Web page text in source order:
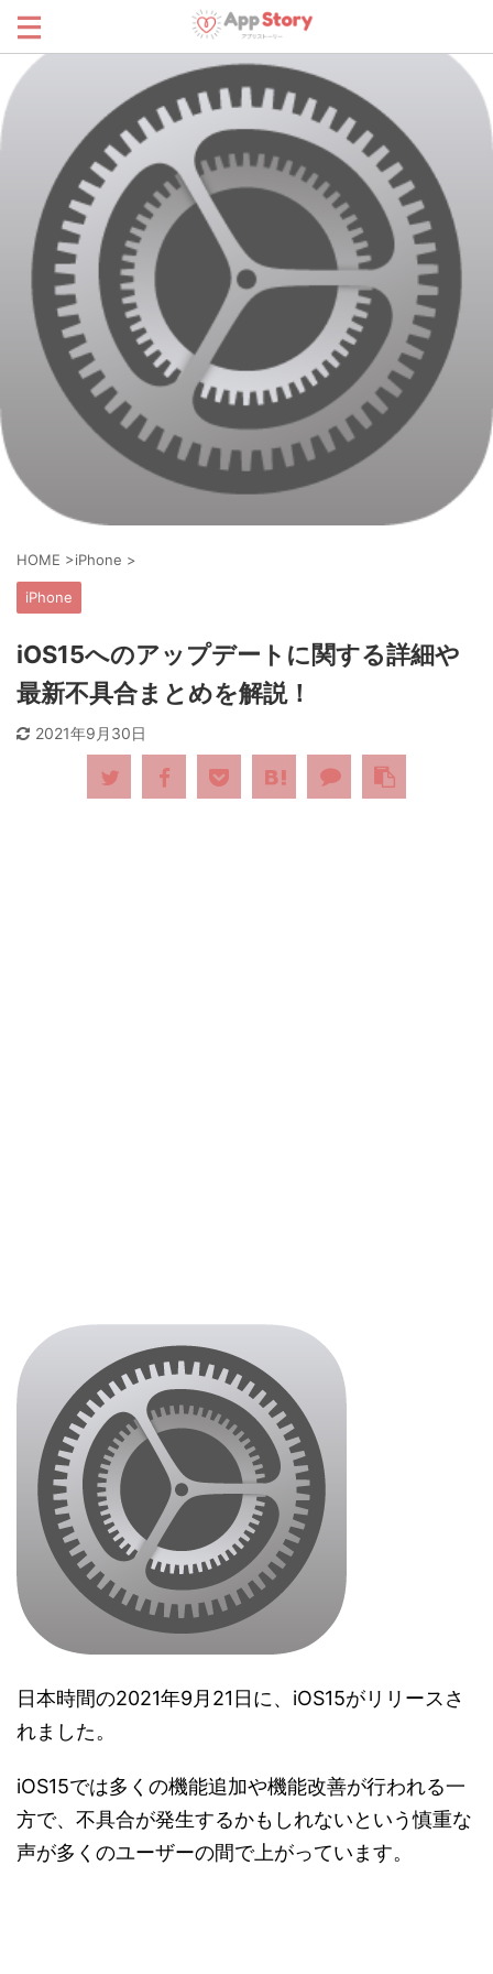
HOME >iPhone >
iPhone
iOS15へのアップデートに関する詳細や
最新不具合まとめを解説！
2021年9月30日
日本時間の2021年9月21日に、iOS15がリリースさ
れました。
iOS15では多くの機能追加や機能改善が行われる一
方で、不具合が発生するかもしれないという慎重な
声が多くのユーザーの間で上がっています。